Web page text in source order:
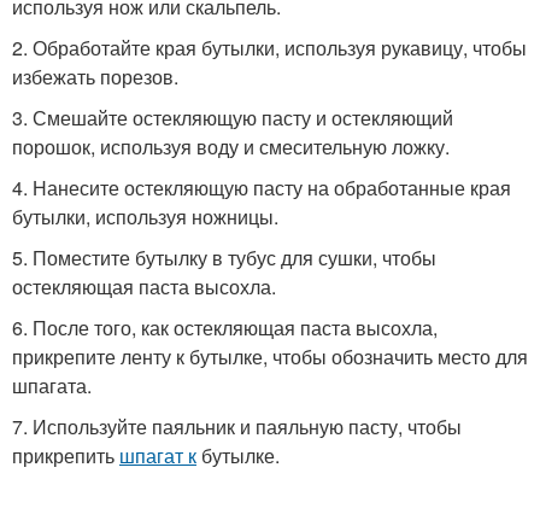
используя нож или скальпель.
2. Обработайте края бутылки, используя рукавицу, чтобы
избежать порезов.
3. Смешайте остекляющую пасту и остекляющий
порошок, используя воду и смесительную ложку.
4. Нанесите остекляющую пасту на обработанные края
бутылки, используя ножницы.
5. Поместите бутылку в тубус для сушки, чтобы
остекляющая паста высохла.
6. После того, как остекляющая паста высохла,
прикрепите ленту к бутылке, чтобы обозначить место для
шпагата.
7. Используйте паяльник и паяльную пасту, чтобы
прикрепить шпагат к бутылке.